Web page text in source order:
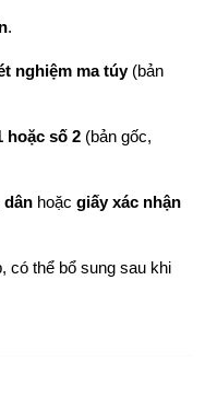
.
nghiệm ma túy (bản
hoặc số 2 (bản gốc,
dân hoặc giấy xác nhận
có thể bổ sung sau khi